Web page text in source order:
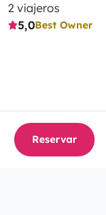
2 viajeros
5,0Best Owner
Reservar